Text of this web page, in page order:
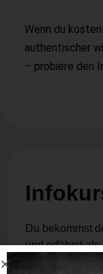
Wenn du
authentischer
– probiere den
Du bekommst
und erfährst als
Plattform für